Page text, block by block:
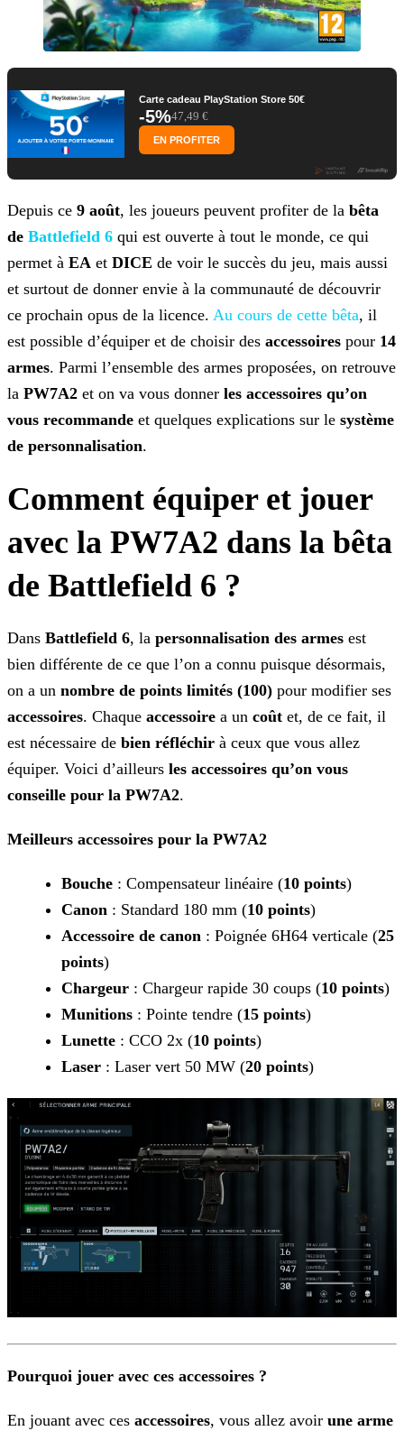
Carte cadeau PlayStation Store 50€
-5%47,49 €
EN PROFITER
Depuis ce 9 août, les joueurs peuvent profiter de la bêta
de Battlefield 6 qui est ouverte à tout le monde, ce qui
permet à EA et DICE de voir le succès du jeu, mais aussi
et surtout de donner envie à la communauté de découvrir
ce prochain opus de la licence. Au cours de cette bêta, il
est possible d’équiper et de choisir des accessoires pour 14
armes. Parmi l’ensemble des armes proposées, on retrouve
la PW7A2 et on va vous donner les accessoires qu’on
vous recommande et quelques explications sur le système
de personnalisation.
Comment équiper et jouer
avec la PW7A2 dans la bêta
de Battlefield 6 ?
Dans Battlefield 6, la personnalisation des armes est
bien différente de ce que l’on a connu puisque désormais,
on a un nombre de points limités (100) pour modifier ses
accessoires. Chaque accessoire a un coût et, de ce fait, il
est nécessaire de bien réfléchir à ceux que vous allez
équiper. Voici d’ailleurs les accessoires qu’on vous
conseille pour la PW7A2.
Meilleurs accessoires pour la PW7A2
Bouche : Compensateur linéaire (10 points)
Canon : Standard 180 mm (10 points)
Accessoire de canon : Poignée 6H64 verticale (25
points)
Chargeur : Chargeur rapide 30 coups (10 points)
Munitions : Pointe tendre (15 points)
Lunette : CCO 2x (10 points)
Laser : Laser vert 50 MW (20 points)
Pourquoi jouer avec ces accessoires ?
En jouant avec ces accessoires, vous allez avoir une arme